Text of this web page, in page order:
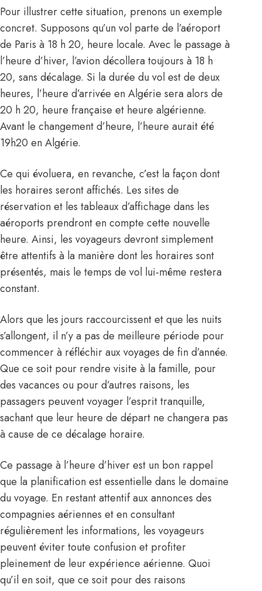
Pour illustrer cette situation, prenons un exemple
concret. Supposons qu’un vol parte de l’aéroport
de Paris à 18 h 20, heure locale. Avec le passage à
l’heure d’hiver, l’avion décollera toujours à 18 h
20, sans décalage. Si la durée du vol est de deux
heures, l’heure d’arrivée en Algérie sera alors de
20 h 20, heure française et heure algérienne.
Avant le changement d’heure, l’heure aurait été
19h20 en Algérie.
Ce qui évoluera, en revanche, c’est la façon dont
les horaires seront affichés. Les sites de
réservation et les tableaux d’affichage dans les
aéroports prendront en compte cette nouvelle
heure. Ainsi, les voyageurs devront simplement
être attentifs à la manière dont les horaires sont
présentés, mais le temps de vol lui-même restera
constant.
Alors que les jours raccourcissent et que les nuits
s’allongent, il n’y a pas de meilleure période pour
commencer à réfléchir aux voyages de fin d’année.
Que ce soit pour rendre visite à la famille, pour
des vacances ou pour d’autres raisons, les
passagers peuvent voyager l’esprit tranquille,
sachant que leur heure de départ ne changera pas
à cause de ce décalage horaire.
Ce passage à l’heure d’hiver est un bon rappel
que la planification est essentielle dans le domaine
du voyage. En restant attentif aux annonces des
compagnies aériennes et en consultant
régulièrement les informations, les voyageurs
peuvent éviter toute confusion et profiter
pleinement de leur expérience aérienne. Quoi
qu’il en soit, que ce soit pour des raisons